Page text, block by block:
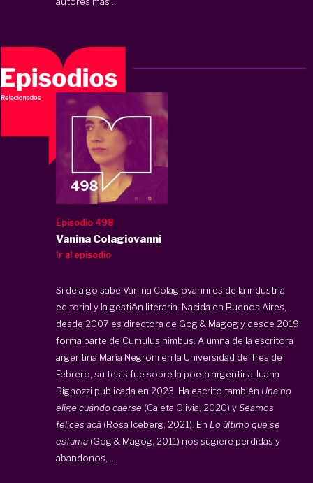
Episodio 498
Vanina Colagiovanni
Ir al episodio
Si de algo sabe Vanina Colagiovanni es de la industria
editorial y la gestión literaria. Nacida en Buenos Aires,
desde 2007 es directora de Gog & Magog y desde 2019
forma parte de Cumulus nimbus. Alumna de la escritora
argentina María Negroni en la Universidad de Tres de
Febrero, su tesis fue sobre la poeta argentina Juana
Bignozzi publicada en 2023. Ha escrito también Una no
elige cuándo caerse (Caleta Olivia, 2020) ySeamos
felices acá (Rosa Iceberg, 2021). En Lo último que se
esfuma (Gog & Magog, 2011) nos sugiere perdidas y
abandonos, ...